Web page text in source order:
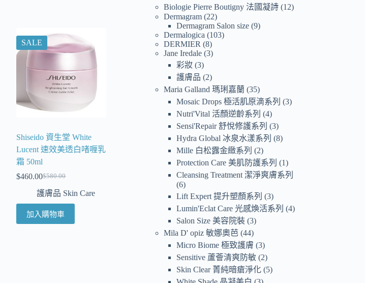
SALE
Shiseido 資生堂 White
Lucent 速效美透白啫喱乳
霜 50ml
$580.00
$460.00
護膚品 Skin Care
加入購物車
Biologie Pierre Boutigny 法國凝詩 12
Dermagram 22
Dermagram Salon size 9
Dermalogica
103
DERMIER
8
Jane Iredale 3
彩妝 3
護膚品
2
Maria Galland 瑪琍嘉蘭 35
Mosaic Drops 極活肌原滴系列
3
Nutri'Vital 活顏逆齡系列
4
Sensi'Repair 舒悅修護系列
3
Hydra Global 冰泉水漾系列
8
Mille 白松露金緻系列
2
Protection Care 美肌防護系列
1
Cleansing Treatment 潔淨爽膚系列
6
Lift Expert 提升塑顏系列
3
Lumin'Eclat Care 光感煥活系列
4
Salon Size 美容院裝 3
Mila D' opiz 敏娜奧芭 44
Micro Biome 極致護膚 3
Sensitive 蘆薈清爽防敏 2
Skin Clear 菁純暗瘡淨化 5